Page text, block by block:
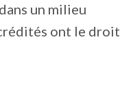
un milieu
ont le droit